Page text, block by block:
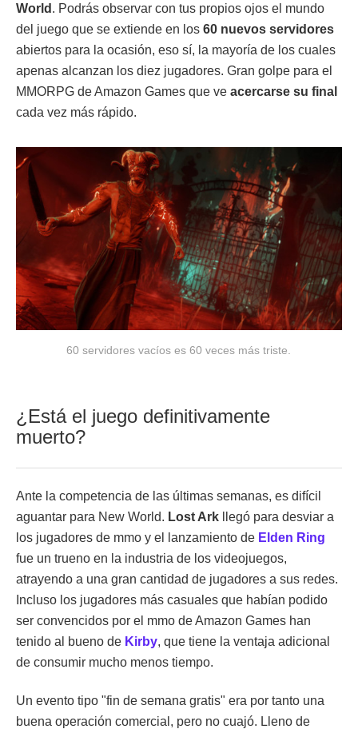
World . Podrás observar con tus propios ojos el mundo
del juego que se extiende en los 60 nuevos servidores
abiertos para la ocasión, eso sí, la mayoría de los cuales
apenas alcanzan los diez jugadores. Gran golpe para el
MMORPG de Amazon Games que ve acercarse su final
cada vez más rápido.
60 servidores vacíos es 60 veces más triste.
¿Está el juego definitivamente
muerto?
Ante la competencia de las últimas semanas, es difícil
aguantar para New World. Lost Ark llegó para desviar a
los jugadores de mmo y el lanzamiento de Elden Ring
fue un trueno en la industria de los videojuegos,
atrayendo a una gran cantidad de jugadores a sus redes.
Incluso los jugadores más casuales que habían podido
ser convencidos por el mmo de Amazon Games han
tenido al bueno de Kirby, que tiene la ventaja adicional
de consumir mucho menos tiempo.
Un evento tipo "fin de semana gratis" era por tanto una
buena operación comercial, pero no cuajó. Lleno de